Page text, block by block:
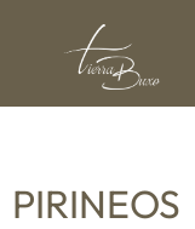
PIRINEOS